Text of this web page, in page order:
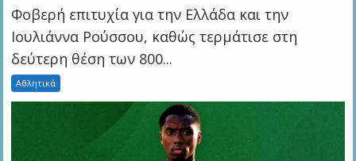
Φοβερή επιτυχία για την Ελλάδα και την
Ιουλιάννα Ρούσσου, καθώς τερμάτισε στη
δεύτερη θέση των 800...
Αθλητικά